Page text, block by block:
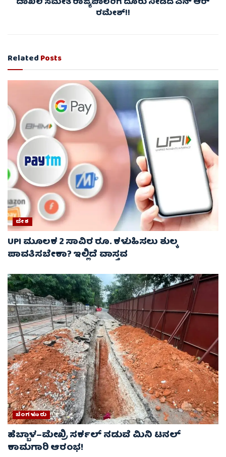
ರಮೇಶ್!!
RelatedPosts
ದೇಶ
UPI ಮೂಲಕ 2 ಸಾವಿರ ರೂ. ಕಳುಹಿಸಲು ಶುಲ್ಕ
ಪಾವತಿಸಬೇಕಾ? ಇಲ್ಲಿದೆ ವಾಸ್ತವ
ಬೆಂಗಳೂರು
ಹೆಬ್ಬಾಳ–ಮೇಖ್ರಿ ಸರ್ಕಲ್ ನಡುವೆ ಮಿನಿ ಟನಲ್
ಕಾಮಗಾರಿ ಆರಂಭ!